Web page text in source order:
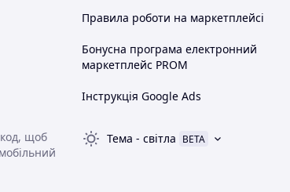
Правила роботи на маркетплейсі
Бонусна програма електронний
маркетплейс PROM
Інструкція Google Ads
код, щоб
Тема - світла BETA